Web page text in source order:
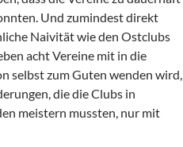
Und zumindest direkt
Naivität wie den Ostclubs
acht Vereine mit in die
selbst zum Guten wenden wird,
die die Clubs in
meistern mussten, nur mit